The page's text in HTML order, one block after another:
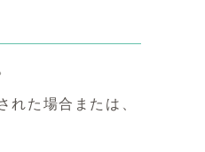
れた場合または、